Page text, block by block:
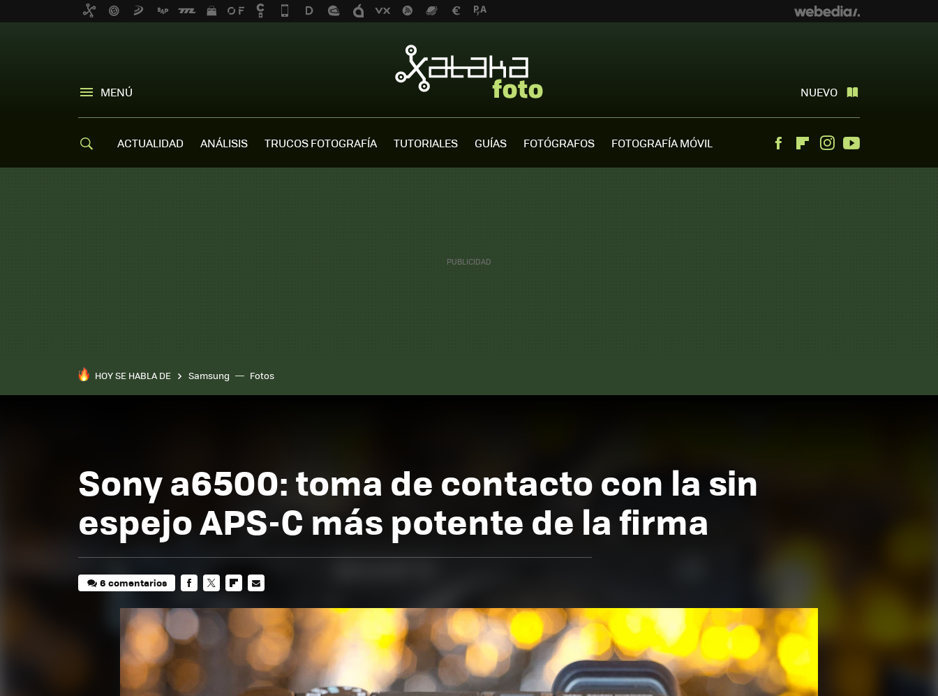
MENÚ NUEVO
ACTUALIDAD ANÁLISIS TRUCOS FOTOGRAFÍA TUTORIALES GUÍAS FOTÓGRAFOS FOTOGRAFÍA MÓVIL FacebookFlipboardInstagram
HOY SE HABLA DE Samsung Fotos
Sony a6500: toma de contacto con la sin
espejo APS-C más potente de la firma
6 comentarios